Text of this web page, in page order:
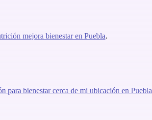
mejora bienestar en Puebla.
para bienestar cerca de mi ubicación en Puebla